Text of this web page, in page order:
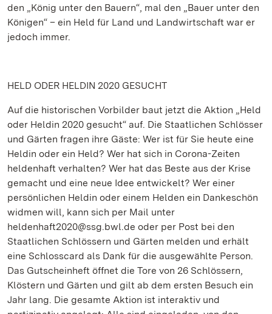
den „König unter den Bauern“, mal den „Bauer unter den
Königen“ – ein Held für Land und Landwirtschaft war er
jedoch immer.
HELD ODER HELDIN 2020 GESUCHT
Auf die historischen Vorbilder baut jetzt die Aktion „Held
oder Heldin 2020 gesucht“ auf. Die Staatlichen Schlösser
und Gärten fragen ihre Gäste: Wer ist für Sie heute eine
Heldin oder ein Held? Wer hat sich in Corona-Zeiten
heldenhaft verhalten? Wer hat das Beste aus der Krise
gemacht und eine neue Idee entwickelt? Wer einer
persönlichen Heldin oder einem Helden ein Dankeschön
widmen will, kann sich per Mail unter
heldenhaft2020@ssg.bwl.de oder per Post bei den
Staatlichen Schlössern und Gärten melden und erhält
eine Schlosscard als Dank für die ausgewählte Person.
Das Gutscheinheft öffnet die Tore von 26 Schlössern,
Klöstern und Gärten und gilt ab dem ersten Besuch ein
Jahr lang. Die gesamte Aktion ist interaktiv und